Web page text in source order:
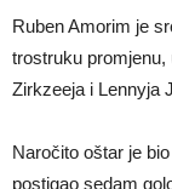
Španci uvode
Ruben Amorim je
trostruku
Zirkzeeja i Lennyja
Naročito oštar je
postigao sedam